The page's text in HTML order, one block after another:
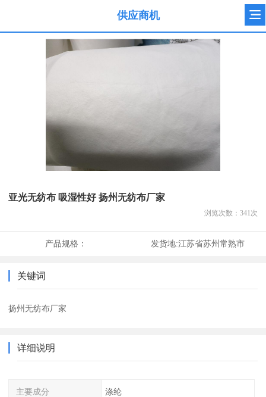
供应商机
亚光无纺布 吸湿性好 扬州无纺布厂家
浏览次数： 341 次
产品规格： 发货地:江苏省苏州常熟市
关键词
扬州无纺布厂家
详细说明
主要成分 涤纶